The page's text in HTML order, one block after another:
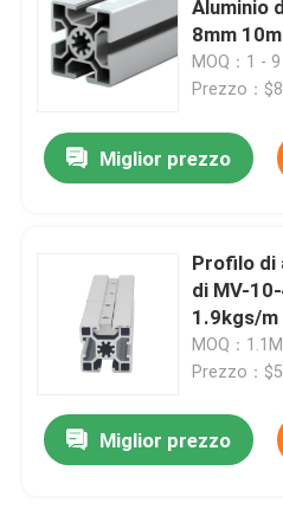
Aluminio
8mm
MOQ：1 -
Prezzo：
Miglior prezzo
Profilo di
di MV-
1.9kgs/m
MOQ：
Prezzo：
Miglior prezzo